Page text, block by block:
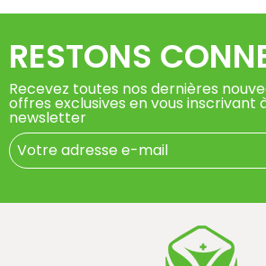
RESTONS
Recevez toutes nos dernières
offres exclusives en vous inscrivant
newsletter